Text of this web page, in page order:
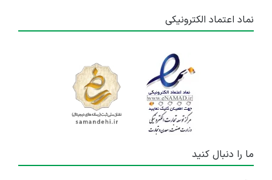
نماد اعتماد الکترونیکی
ما را دنبال کنید